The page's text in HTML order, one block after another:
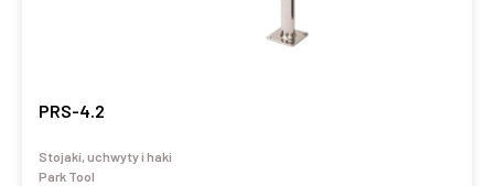
PRS-4.2
Stojaki, uchwyty i haki
Park Tool